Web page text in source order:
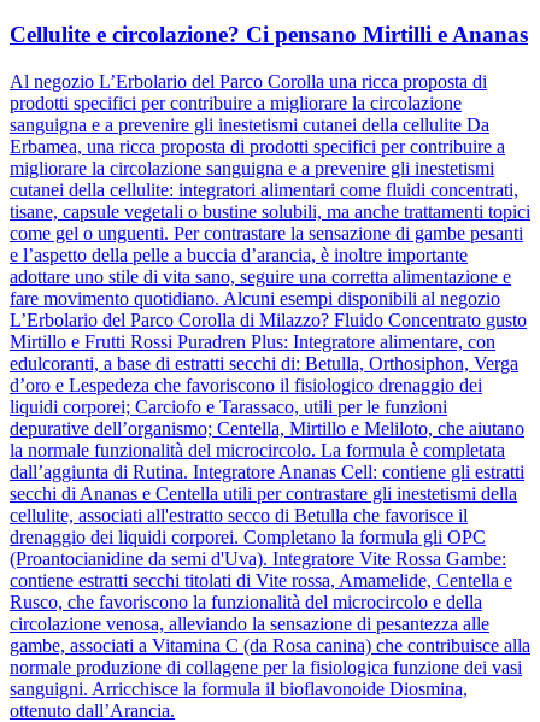
Cellulite e circolazione? Ci pensano Mirtilli e Ananas
Al negozio L’Erbolario del Parco Corolla una ricca proposta di
prodotti specifici per contribuire a migliorare la circolazione
sanguigna e a prevenire gli inestetismi cutanei della cellulite Da
Erbamea, una ricca proposta di prodotti specifici per contribuire a
migliorare la circolazione sanguigna e a prevenire gli inestetismi
cutanei della cellulite: integratori alimentari come fluidi concentrati,
tisane, capsule vegetali o bustine solubili, ma anche trattamenti topici
come gel o unguenti. Per contrastare la sensazione di gambe pesanti
e l’aspetto della pelle a buccia d’arancia, è inoltre importante
adottare uno stile di vita sano, seguire una corretta alimentazione e
fare movimento quotidiano. Alcuni esempi disponibili al negozio
L’Erbolario del Parco Corolla di Milazzo? Fluido Concentrato gusto
Mirtillo e Frutti Rossi Puradren Plus: Integratore alimentare, con
edulcoranti, a base di estratti secchi di: Betulla, Orthosiphon, Verga
d’oro e Lespedeza che favoriscono il fisiologico drenaggio dei
liquidi corporei; Carciofo e Tarassaco, utili per le funzioni
depurative dell’organismo; Centella, Mirtillo e Meliloto, che aiutano
la normale funzionalità del microcircolo. La formula è completata
dall’aggiunta di Rutina. Integratore Ananas Cell: contiene gli estratti
secchi di Ananas e Centella utili per contrastare gli inestetismi della
cellulite, associati all'estratto secco di Betulla che favorisce il
drenaggio dei liquidi corporei. Completano la formula gli OPC
(Proantocianidine da semi d'Uva). Integratore Vite Rossa Gambe:
contiene estratti secchi titolati di Vite rossa, Amamelide, Centella e
Rusco, che favoriscono la funzionalità del microcircolo e della
circolazione venosa, alleviando la sensazione di pesantezza alle
gambe, associati a Vitamina C (da Rosa canina) che contribuisce alla
normale produzione di collagene per la fisiologica funzione dei vasi
sanguigni. Arricchisce la formula il bioflavonoide Diosmina,
ottenuto dall’Arancia.